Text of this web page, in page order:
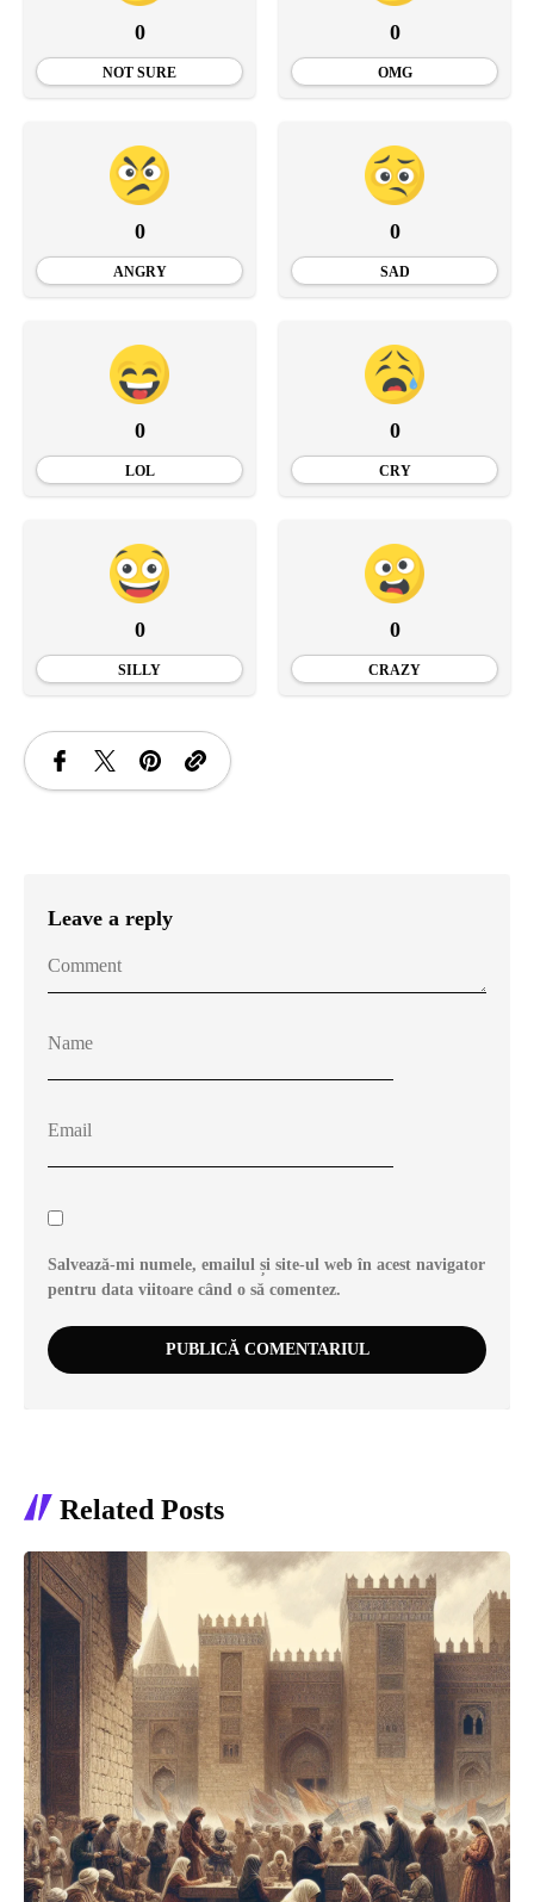
0
NOT SURE
0
OMG
0
ANGRY
0
SAD
0
LOL
0
CRY
0
SILLY
0
CRAZY
Leave a reply
Salvează-mi numele, emailul și site-ul web în acest navigator
pentru data viitoare când o să comentez.
Related Posts